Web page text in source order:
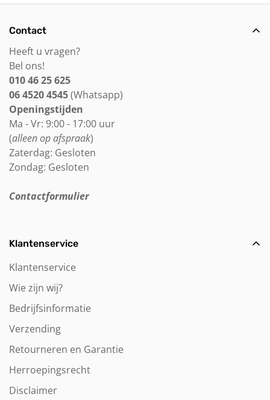
Contact
Heeft u vragen?
Bel ons!
010 46 25 625
06 4520 4545(Whatsapp)
Openingstijden
Ma - Vr: 9:00 - 17:00 uur
(alleen op afspraak)
Zaterdag: Gesloten
Zondag: Gesloten
Contactformulier
Klantenservice
Klantenservice
Wie zijn wij?
Bedrijfsinformatie
Verzending
Retourneren en Garantie
Herroepingsrecht
Disclaimer